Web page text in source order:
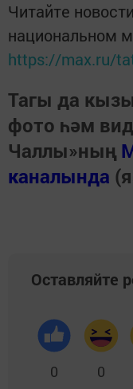
Читайте
национальном
https://max.ru/
Тагы да
фото һәм
Чаллы»ның
каналында
Оставляйте
0 0